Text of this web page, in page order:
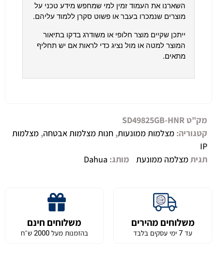
השארנו את העמוד זמין למי שמחפש מידע טכני על
מוצרים שנמכרו בעבר או פשוט סקרן ללמוד עליהם.
ייתכן שקיים מוצר חלופי או משודרג בדקו בתיאור
המוצר למטה או מול נציג כדי לראות אם יש תחליף
מתאים.
מק"ט SD49825GB-HNR
קטגוריה: מצלמות ממונעות, חנות מצלמות אבטחה, מצלמות
IP
תגיתמצלמה ממונעת מותג: Dahua
משלוחים מהירים
עד 7 ימי עסקים בלבד
משלוחים חינם
בהזמנות מעל 2000 ש״ח